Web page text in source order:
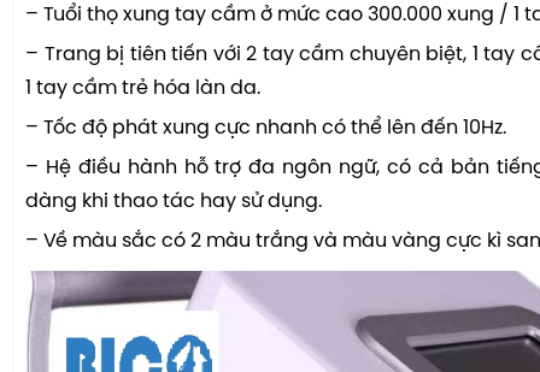
– Tuổi thọ xung tay cầm ở mức cao 300.000 xung / 1
– Trang bị tiên tiến với 2 tay cầm chuyên biệt, 1 tay
1 tay cầm trẻ hóa làn da.
– Tốc độ phát xung cực nhanh có thể lên đến 10Hz.
– Hệ điều hành hỗ trợ đa ngôn ngữ, có cả bản
dàng khi thao tác hay sử dụng.
– Về màu sắc có 2 màu trắng và màu vàng cực kì